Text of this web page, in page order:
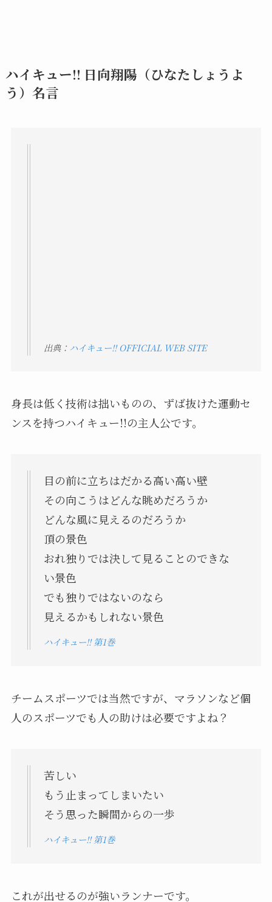
ハイキュー!! 日向翔陽（ひなたしょうよ
う）名言
出典： ハイキュー!! OFFICIAL WEB SITE
身長は低く技術は拙いものの、ずば抜けた運動セ
ンスを持つハイキュー!!の主人公です。
目の前に立ちはだかる高い高い壁
その向こうはどんな眺めだろうか
どんな風に見えるのだろうか
頂の景色
おれ独りでは決して見ることのできな
い景色
でも独りではないのなら
見えるかもしれない景色
ハイキュー!! 第1巻
チームスポーツでは当然ですが、マラソンなど個
人のスポーツでも人の助けは必要ですよね？
苦しい
もう止まってしまいたい
そう思った瞬間からの一歩
ハイキュー!! 第1巻
これが出せるのが強いランナーです。